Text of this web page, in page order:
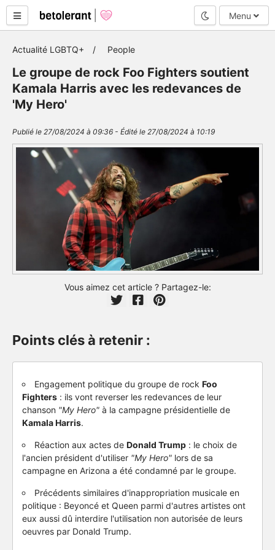
Mode nuit
Menu
Actualité LGBTQ+ People
Le groupe de rock Foo Fighters soutient
Kamala Harris avec les redevances de
'My Hero'
Publié le 27/08/2024 à 09:36 - Édité le 27/08/2024 à 10:19
Vous aimez cet article ? Partagez-le:
Points clés à retenir :
Engagement politique du groupe de rock Foo
Fighters : ils vont reverser les redevances de leur
chanson "My Hero" à la campagne présidentielle de
Kamala Harris.
Réaction aux actes de Donald Trump : le choix de
l'ancien président d'utiliser "My Hero" lors de sa
campagne en Arizona a été condamné par le groupe.
Précédents similaires d'inappropriation musicale en
politique : Beyoncé et Queen parmi d'autres artistes ont
eux aussi dû interdire l'utilisation non autorisée de leurs
oeuvres par Donald Trump.